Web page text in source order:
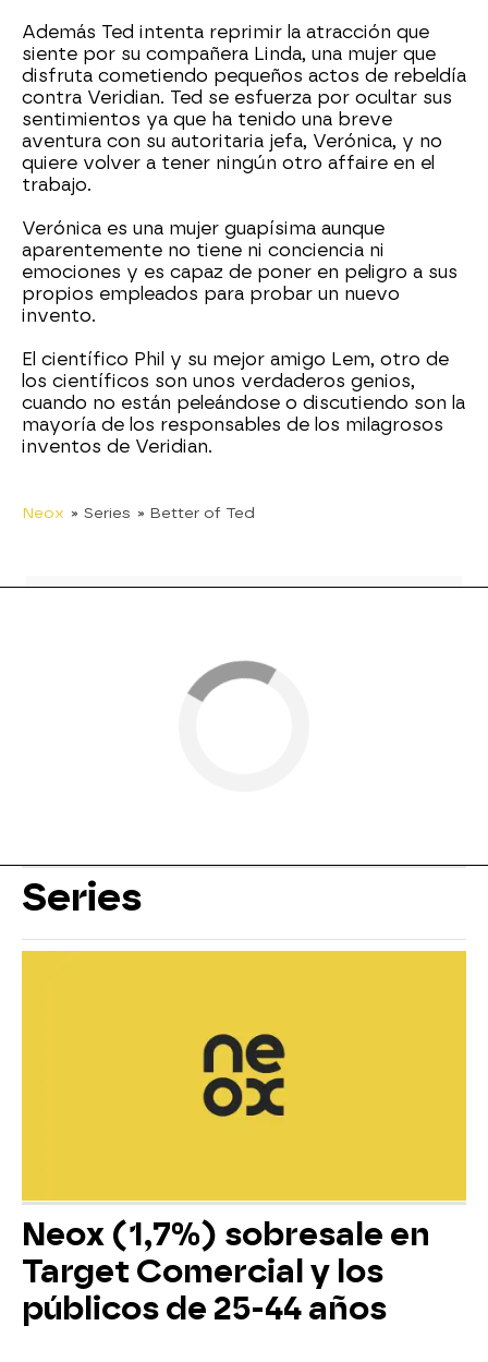
Además Ted intenta reprimir la atracción que
siente por su compañera Linda, una mujer que
disfruta cometiendo pequeños actos de rebeldía
contra Veridian. Ted se esfuerza por ocultar sus
sentimientos ya que ha tenido una breve
aventura con su autoritaria jefa, Verónica, y no
quiere volver a tener ningún otro affaire en el
trabajo.
Verónica es una mujer guapísima aunque
aparentemente no tiene ni conciencia ni
emociones y es capaz de poner en peligro a sus
propios empleados para probar un nuevo
invento.
El científico Phil y su mejor amigo Lem, otro de
los científicos son unos verdaderos genios,
cuando no están peleándose o discutiendo son la
mayoría de los responsables de los milagrosos
inventos de Veridian.
Neox » Series » Better of Ted
Series
Neox (1,7%) sobresale en
Target Comercial y los
públicos de 25-44 años